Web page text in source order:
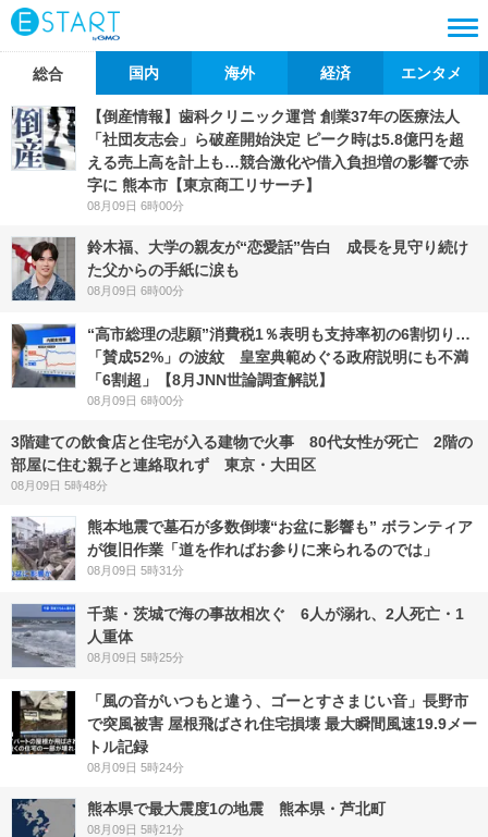
総合 国内 海外 経済 エンタメ
【倒産情報】歯科クリニック運営 創業37年の医療法人
「社団友志会」ら破産開始決定 ピーク時は5.8億円を超
える売上高を計上も…競合激化や借入負担増の影響で赤
字に 熊本市【東京商工リサーチ】
08月09日 6時00分
鈴木福、大学の親友が“恋愛話”告白 成長を見守り続け
た父からの手紙に涙も
08月09日 6時00分
“高市総理の悲願”消費税1％表明も支持率初の6割切り…
「賛成52%」の波紋 皇室典範めぐる政府説明にも不満
「6割超」【8月JNN世論調査解説】
08月09日 6時00分
3階建ての飲食店と住宅が入る建物で火事 80代女性が死亡 2階の
部屋に住む親子と連絡取れず 東京・大田区
08月09日 5時48分
熊本地震で墓石が多数倒壊“お盆に影響も” ボランティア
が復旧作業「道を作ればお参りに来られるのでは」
08月09日 5時31分
千葉・茨城で海の事故相次ぐ 6人が溺れ、2人死亡・1
人重体
08月09日 5時25分
「風の音がいつもと違う、ゴーとすさまじい音」長野市
で突風被害 屋根飛ばされ住宅損壊 最大瞬間風速19.9メー
トル記録
08月09日 5時24分
熊本県で最大震度1の地震 熊本県・芦北町
08月09日 5時21分